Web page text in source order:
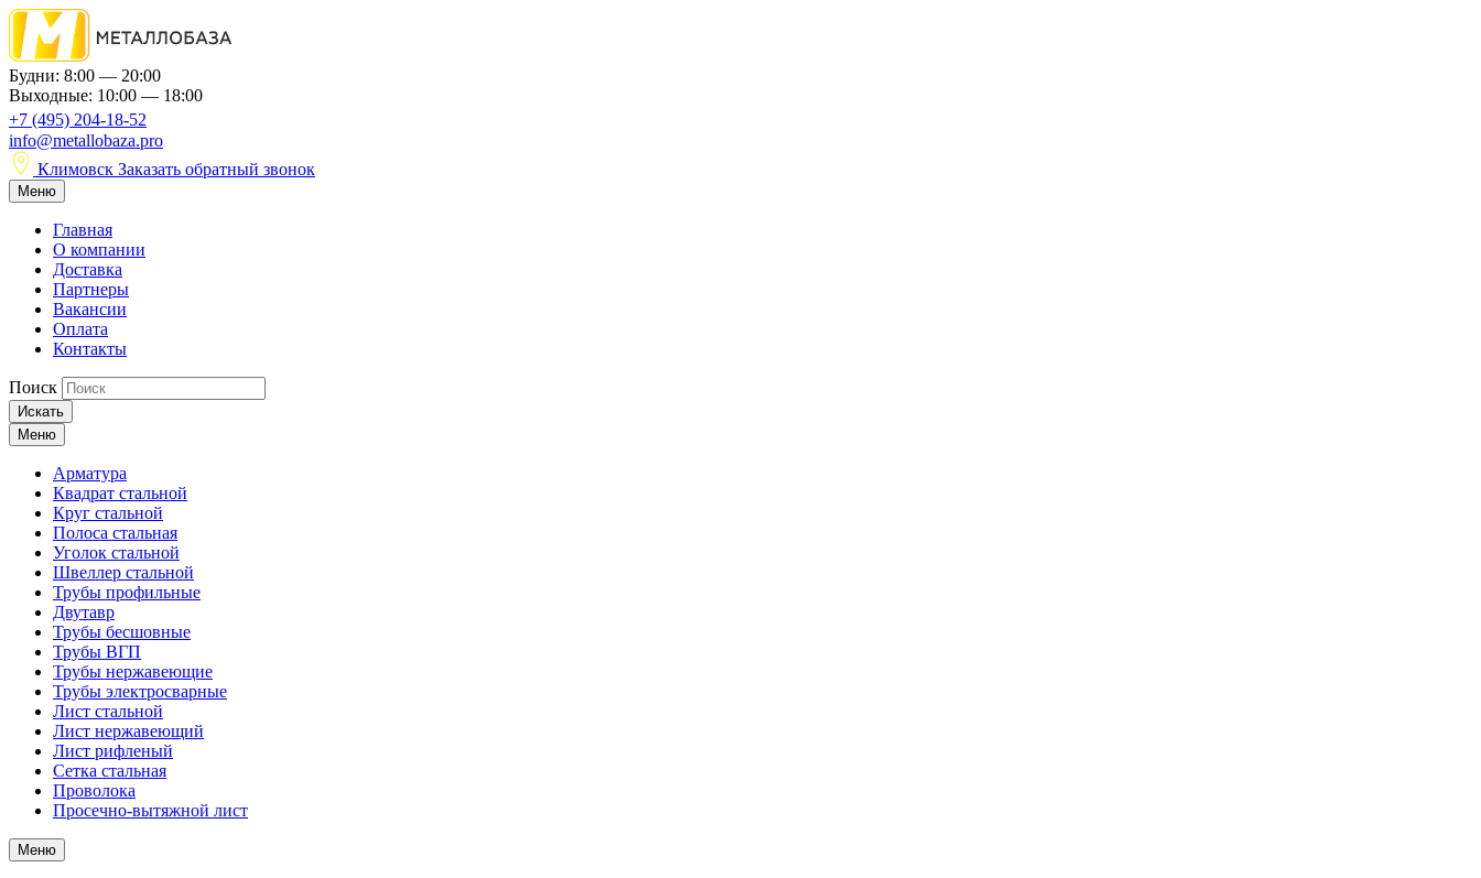
Будни: 8:00 — 20:00
Выходные: 10:00 — 18:00
+7 (495) 204-18-52
info@metallobaza.pro
Климовск Заказать обратный звонок
Меню
Главная
О компании
Доставка
Партнеры
Вакансии
Оплата
Контакты
Поиск
Искать
Меню
Арматура
Квадрат стальной
Круг стальной
Полоса стальная
Уголок стальной
Швеллер стальной
Трубы профильные
Двутавр
Трубы бесшовные
Трубы ВГП
Трубы нержавеющие
Трубы электросварные
Лист стальной
Лист нержавеющий
Лист рифленый
Сетка стальная
Проволока
Просечно-вытяжной лист
Меню